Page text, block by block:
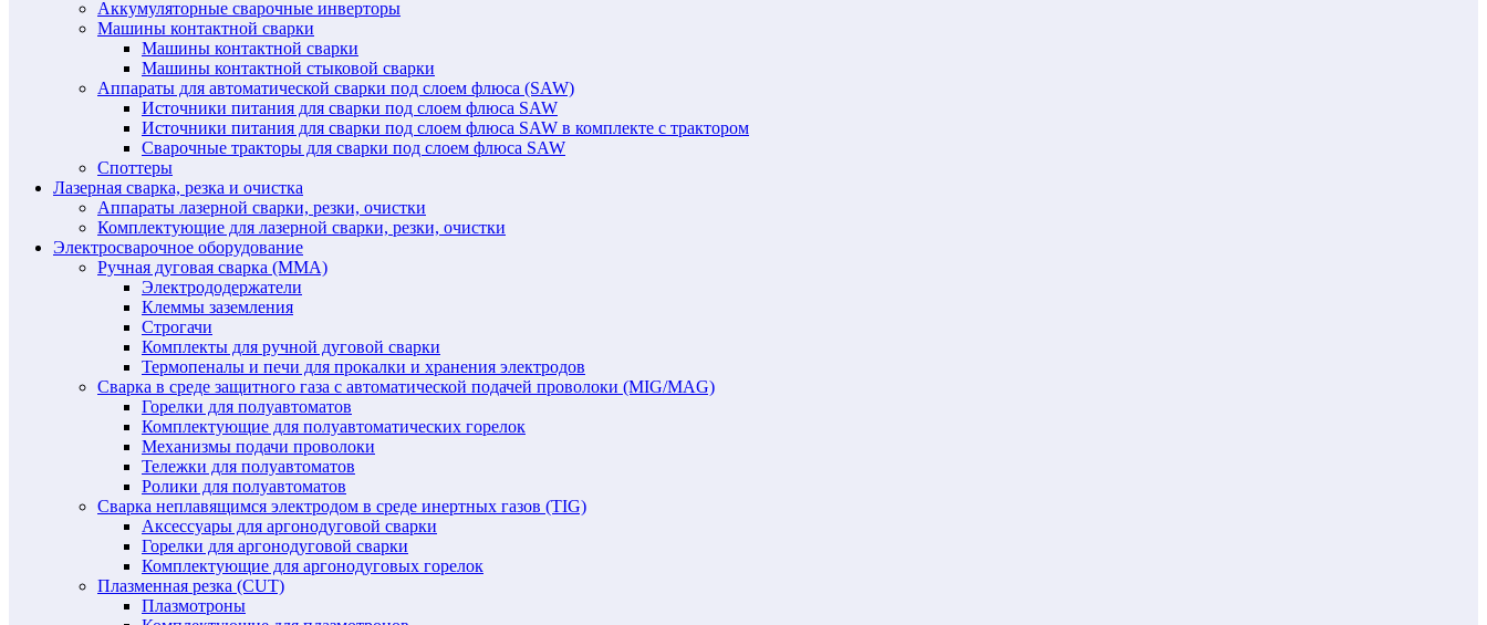
Аккумуляторные сварочные инверторы
Машины контактной сварки
Машины контактной сварки
Машины контактной стыковой сварки
Аппараты для автоматической сварки под слоем флюса (SAW)
Источники питания для сварки под слоем флюса SAW
Источники питания для сварки под слоем флюса SAW в комплекте с трактором
Сварочные тракторы для сварки под слоем флюса SAW
Споттеры
Лазерная сварка, резка и очистка
Аппараты лазерной сварки, резки, очистки
Комплектующие для лазерной сварки, резки, очистки
Электросварочное оборудование
Ручная дуговая сварка (MMA)
Электрододержатели
Клеммы заземления
Строгачи
Комплекты для ручной дуговой сварки
Термопеналы и печи для прокалки и хранения электродов
Сварка в среде защитного газа с автоматической подачей проволоки (MIG/MAG)
Горелки для полуавтоматов
Комплектующие для полуавтоматических горелок
Механизмы подачи проволоки
Тележки для полуавтоматов
Ролики для полуавтоматов
Сварка неплавящимся электродом в среде инертных газов (TIG)
Аксессуары для аргонодуговой сварки
Горелки для аргонодуговой сварки
Комплектующие для аргонодуговых горелок
Плазменная резка (CUT)
Плазмотроны